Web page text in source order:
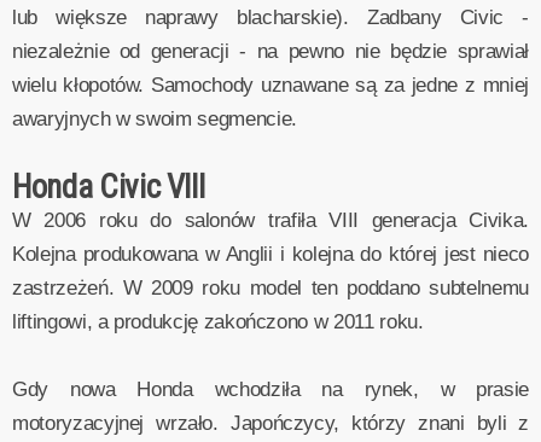
lub większe naprawy blacharskie). Zadbany Civic -
niezależnie od generacji - na pewno nie będzie sprawiał
wielu kłopotów. Samochody uznawane są za jedne z mniej
awaryjnych w swoim segmencie.
Honda Civic VIII
W 2006 roku do salonów trafiła VIII generacja Civika.
Kolejna produkowana w Anglii i kolejna do której jest nieco
zastrzeżeń. W 2009 roku model ten poddano subtelnemu
liftingowi, a produkcję zakończono w 2011 roku.
Gdy nowa Honda wchodziła na rynek, w prasie
motoryzacyjnej wrzało. Japończycy, którzy znani byli z